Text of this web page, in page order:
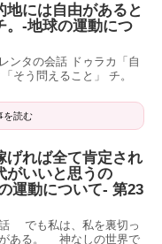
地には自由があると
。-地球の運動につ
ンタの会話 ドゥラカ「自
そう問えること」 チ。
を読む
げれば全て肯定され
がいいと思うの
運動について- 第23
でも私は、私を裏切っ
ある。 神なしの世界で